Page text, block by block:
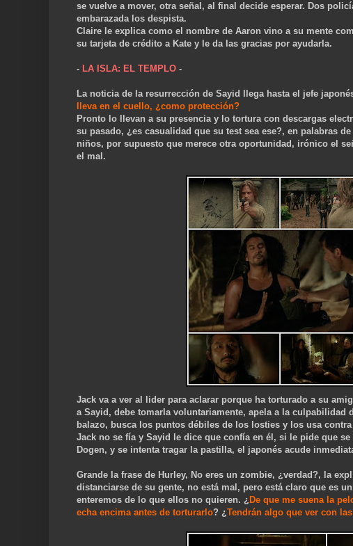
se vuelve a mover, otra señal, al final decide esperar. Dos
embarazada los despista.
Claire le explica como el nombre de Aaron vino a su mente
su tarjeta de crédito a Kate y le da las gracias por ayudarla.
- LA ISLA: EL TEMPLO -
La noticia de la resurrección de Sayid llega hasta el jefe
lleva en el cuello, ¿como protección?
Pronto lo llevan a su presencia y lo tortura con descargas
su pasado, ¿es casualidad que su test sea ese?, en palabras
niños, por supuesto que merece otra oportunidad, irónico el
el mal.
Jack va a ver al lider para aclarar porque ha torturado a su
a Sayid, debe tomarla voluntariamente, apela a la
balazo, busca los puntos débiles de los losties y los usa
Jack no se fía y Sayid le dice que confía en él, si le pide que
Dogen, y se intenta tragar la pastilla, el japonés acude
Grande la frase de Hurley, No eres un zombie, ¿verdad?, la
distanciarse de su gente, no está mal, pero está claro que es
enteremos de lo que ellos no quieren. ¿De que me suena la
echa encima antes de torturarlo? ¿Tendrán algo que ver con